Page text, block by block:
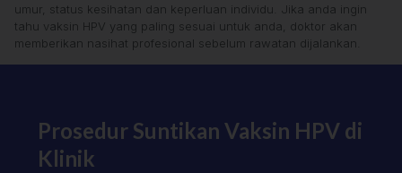
umur, status kesihatan dan keperluan individu. Jika anda ingin
tahu vaksin HPV yang paling sesuai untuk anda, doktor akan
memberikan nasihat profesional sebelum rawatan dijalankan.
Prosedur Suntikan Vaksin HPV di
Klinik